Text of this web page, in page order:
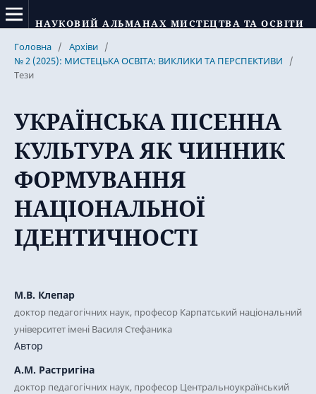
НАУКОВИЙ АЛЬМАНАХ МИСТЕЦТВА ТА ОСВІТИ
Головна / Архіви /
№ 2 (2025): МИСТЕЦЬКА ОСВІТА: ВИКЛИКИ ТА ПЕРСПЕКТИВИ
/
Тези
УКРАЇНСЬКА ПІСЕННА
КУЛЬТУРА ЯК ЧИННИК
ФОРМУВАННЯ
НАЦІОНАЛЬНОЇ
ІДЕНТИЧНОСТІ
М.В. Клепар
доктор педагогічних наук, професор Карпатський національний
університет імені Василя Стефаника
Автор
А.М. Растригіна
доктор педагогічних наук, професор Центральноукраїнський